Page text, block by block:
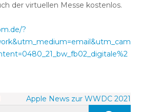
der virtuellen Messe kostenlos.
?
Apple News zur WWDC 2021